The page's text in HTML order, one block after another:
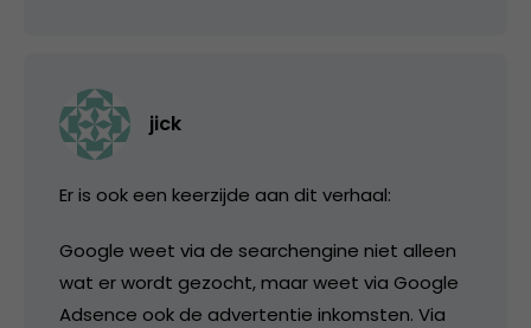
jick
Er is ook een keerzijde aan dit verhaal:
Google weet via de searchengine niet alleen
wat er wordt gezocht, maar weet via Google
Adsence ook de advertentie inkomsten. Via